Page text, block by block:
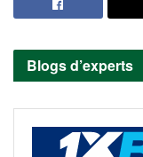
Blogs d’experts